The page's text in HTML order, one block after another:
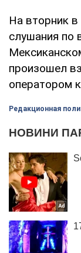
На вторник в
слушания по
произошел
оператором
Редакционная